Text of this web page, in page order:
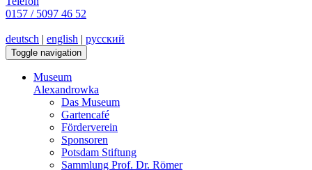
0157 / 5097 46 52
deutsch | english | русский
Toggle navigation
Museum
Alexandrowka
Das Museum
Gartencafé
Förderverein
Sponsoren
Potsdam Stiftung
Sammlung Prof. Dr. Römer